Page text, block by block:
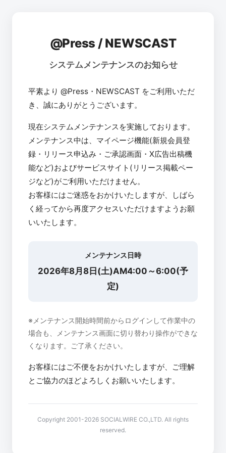
@Press / NEWSCAST
システムメンテナンスのお知らせ
平素より @Press・NEWSCAST をご利用いただ
き、誠にありがとうございます。
現在システムメンテナンスを実施しております。
メンテナンス中は、マイページ機能(新規会員登
録・リリース申込み・ご承認画面・X広告出稿機
能など)およびサービスサイト(リリース掲載ペー
ジなど)がご利用いただけません。
お客様にはご迷惑をおかけいたしますが、しばら
く経ってから再度アクセスいただけますようお願
いいたします。
メンテナンス日時
2026年8月8日(土)AM4:00～6:00(予
定)
※メンテナンス開始時間前からログインして作業中の
場合も、メンテナンス画面に切り替わり操作ができな
くなります。ご了承ください。
お客様にはご不便をおかけいたしますが、ご理解
とご協力のほどよろしくお願いいたします。
Copyright 2001-2026 SOCIALWIRE CO.,LTD. All rights
reserved.